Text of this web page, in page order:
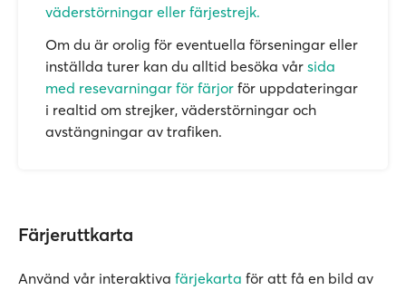
väderstörningar eller färjestrejk.
Om du är orolig för eventuella förseningar eller
inställda turer kan du alltid besöka vår sida
med resevarningar för färjor för uppdateringar
i realtid om strejker, väderstörningar och
avstängningar av trafiken.
Färjeruttkarta
Använd vår interaktiva färjekarta för att få en bild av